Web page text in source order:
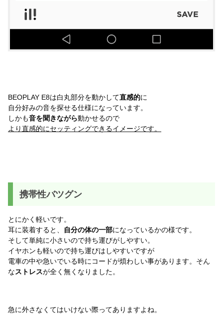
BEOPLAY E8は白丸部分を動かして直感的に
自分好みの音を探せる仕様になっています。
しかも音を聞きながら動かせるので
より直感的にセッティングできるイメージです。
携帯性バツグン
とにかく軽いです。
耳に装着すると、
自分の体の一部になっているかの様です。
そして単純に小さいので持ち運びがしやすい。
イヤホンも軽いので持ち運びはしやすいですが
電車の中や急いでいる時にコードが煩わしい事があります。そん
なストレスが全く無くなりました。
急に外さなくてはいけない際ってありますよね。